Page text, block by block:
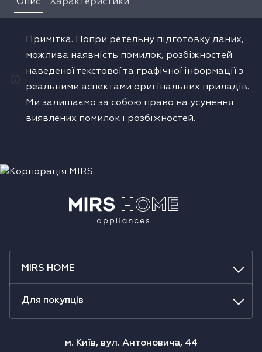
Примітка. Попри ретельну підготовку даних,
можлива наявність помилок, розбіжностей
наведеної текстової та графічної інформації з
реальними аспектами оригінальних приладів.
Ми залишаємо за собою право на усунення
виявлених помилок і розбіжностей.
MIRS HOME
Для покупців
м. Київ, вул. Антоновича, 44